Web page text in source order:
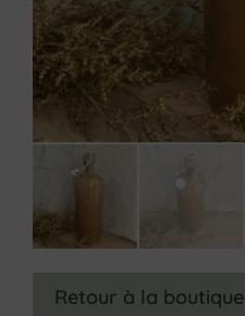
Retour à la boutique